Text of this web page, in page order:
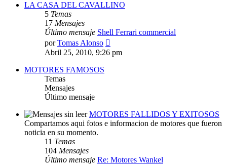
LA CASA DEL CAVALLINO
5 Temas
17 Mensajes
Último mensaje Shell Ferrari commercial
porTomas Alonso
último
mensaje
Abril 25, 2010, 9:26 pm
MOTORES FAMOSOS
Temas
Mensajes
Último mensaje
MOTORES FALLIDOS Y EXITOSOS
Compartamos aqui fotos e informacion de motores que fueron
noticia en su momento.
11 Temas
104 Mensajes
Último mensaje Re: Motores Wankel